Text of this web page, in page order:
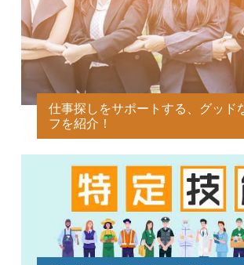
仕事探しをサポートする、グッド
フを紹介！